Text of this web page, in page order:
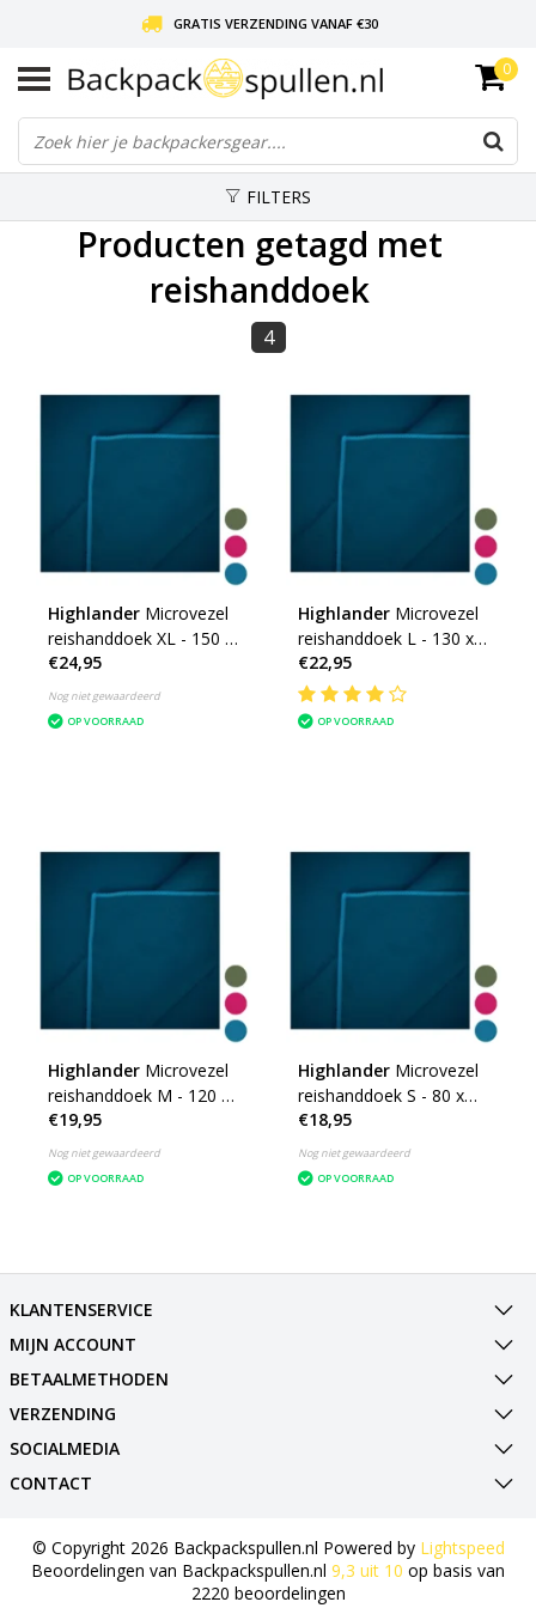
GRATIS VERZENDING VANAF €30
LIEFDE VOOR BACKPACKEN!
30 DAGEN GRATIS RETOUR
0
FILTERS
Producten getagd met
reishanddoek
4
Highlander Microvezel
reishanddoek XL - 150 x
85cm - Large -
microfibre soft
€24,95
Nog niet gewaardeerd
OP VOORRAAD
Highlander Microvezel
reishanddoek L - 130 x
70cm - Large -
microfibre soft
€22,95
OP VOORRAAD
Highlander Microvezel
reishanddoek M - 120 x
60cm - Medium -
microfibre soft
€19,95
Nog niet gewaardeerd
OP VOORRAAD
Highlander Microvezel
reishanddoek S - 80 x
40cm - Small -
microfibre soft
€18,95
Nog niet gewaardeerd
OP VOORRAAD
KLANTENSERVICE
MIJN ACCOUNT
BETAALMETHODEN
VERZENDING
SOCIALMEDIA
CONTACT
© Copyright 2026 Backpackspullen.nl Powered by Lightspeed
Beoordelingen van Backpackspullen.nl 9,3 uit 10 op basis van
2220 beoordelingen